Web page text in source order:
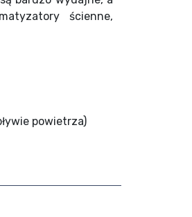
ścienne,
powietrza)